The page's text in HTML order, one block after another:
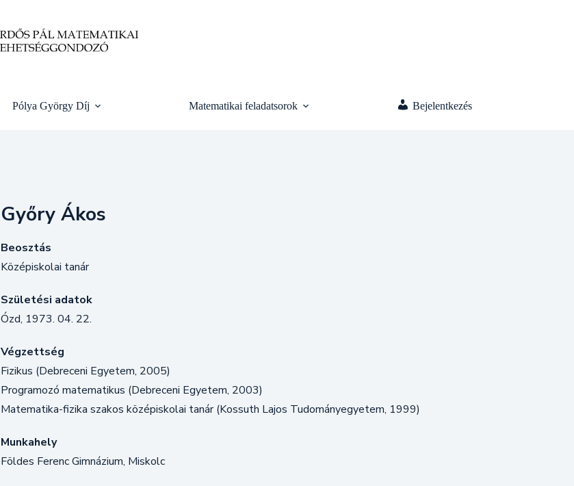
Pólya György Díj Matematikai feladatsorok Bejelentkezés
Győry Ákos
Beosztás
Középiskolai tanár
Születési adatok
Ózd, 1973. 04. 22.
Végzettség
Fizikus (Debreceni Egyetem, 2005)
Programozó matematikus (Debreceni Egyetem, 2003)
Matematika-fizika szakos középiskolai tanár (Kossuth Lajos Tudományegyetem, 1999)
Munkahely
Földes Ferenc Gimnázium, Miskolc